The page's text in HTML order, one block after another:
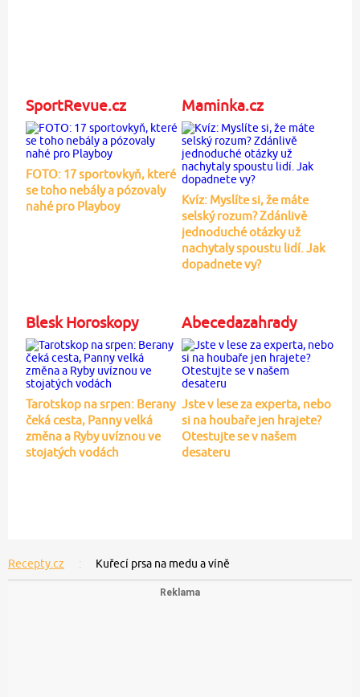
SportRevue.cz
FOTO: 17 sportovkyň, které
se toho nebály a pózovaly
nahé pro Playboy
Maminka.cz
Kvíz: Myslíte si, že máte
selský rozum? Zdánlivě
jednoduché otázky už
nachytaly spoustu lidí. Jak
dopadnete vy?
Blesk Horoskopy
Tarotskop na srpen: Berany
čeká cesta, Panny velká
změna a Ryby uvíznou ve
stojatých vodách
Abecedazahrady
Jste v lese za experta, nebo
si na houbaře jen hrajete?
Otestujte se v našem
desateru
Recepty.cz Kuřecí prsa na medu a víně